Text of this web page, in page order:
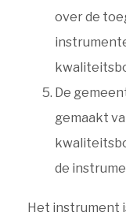
over de
De
gemaakt
de
Het instrument